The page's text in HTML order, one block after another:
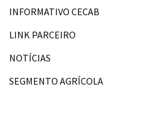
INFORMATIVO CECAB
LINK PARCEIRO
NOTÍCIAS
SEGMENTO AGRÍCOLA